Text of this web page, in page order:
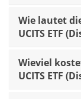
Wie lautet
UCITS ETF
Wieviel
UCITS ETF